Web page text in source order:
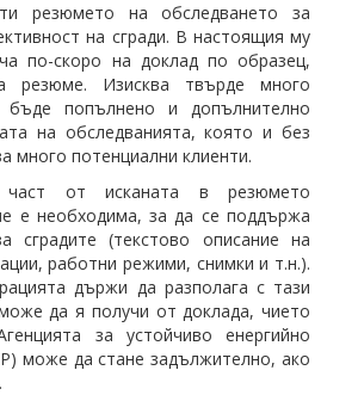
резюмето на обследването за
на сгради. В настоящия му
по-скоро на доклад по образец,
резюме. Изисква твърде много
попълнено и допълнително
на обследванията, която и без
много потенциални клиенти.
част от исканата в резюмето
е необходима, за да се поддържа
сградите (текстово описание на
работни режими, снимки и т.н.).
държи да разполага с тази
да я получи от доклада, чието
за устойчиво енергийно
може да стане задължително, ако